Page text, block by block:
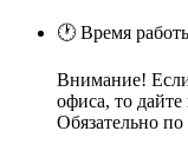
🕐 Время
Внимание!
офиса, то
Обязательно по